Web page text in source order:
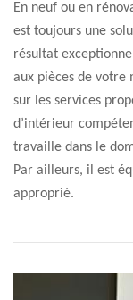
En neuf ou en
est toujours une
résultat
aux pièces de votre
sur les services
d’intérieur
travaille dans le
Par ailleurs, il est
approprié.